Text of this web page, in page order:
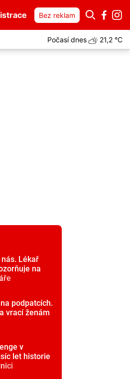
Bez reklam
Počasí dnes 21,2 °C
Lékař
na
podpatcích.
vrací ženám
v
let historie